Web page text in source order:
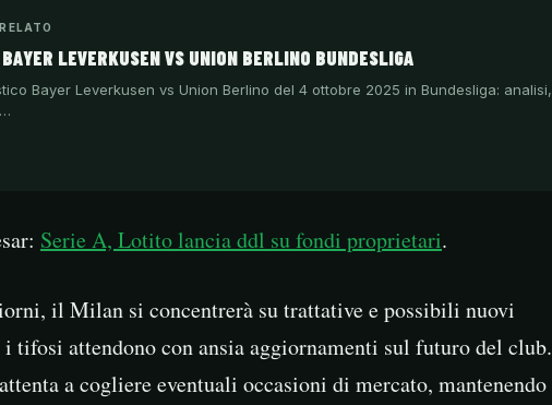
LEVERKUSEN VS UNION BERLINO BUNDESLIGA
Bayer Leverkusen vs Union Berlino del 4 ottobre 2025 in Bundesliga: analisi,
Serie A, Lotito lancia ddl su fondi proprietari.
il Milan si concentrerà su trattative e possibili nuovi
tifosi attendono con ansia aggiornamenti sul futuro del club.
a cogliere eventuali occasioni di mercato, mantenendo